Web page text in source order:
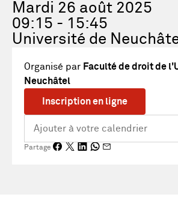
Mardi 26 août 2025
09:15 - 15:45
Université de
Organisé par Faculté de droit de
Neuchâtel
Inscription en ligne
Partage